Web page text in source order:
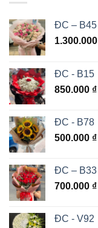
ĐC – B45
1.300.000
ĐC - B15
850.000 ₫
ĐC - B78
500.000 ₫
ĐC – B33
700.000 ₫
ĐC - V92